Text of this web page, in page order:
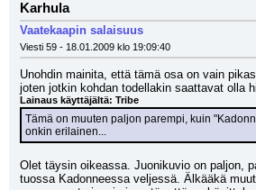
Karhula
Vaatekaapin salaisuus
Viesti 59 - 18.01.2009 klo 19:09:40
Unohdin mainita, että tämä osa on vain
joten jotkin kohdan todellakin saattavat olla
Lainaus käyttäjältä: Tribe
Tämä on muuten paljon parempi, kuin
onkin erilainen...
Olet täysin oikeassa. Juonikuvio on paljon,
tuossa Kadonneessa veljessä. Älkääkä